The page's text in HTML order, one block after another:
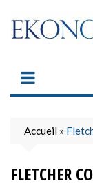
content
Accueil »
FLETCHER